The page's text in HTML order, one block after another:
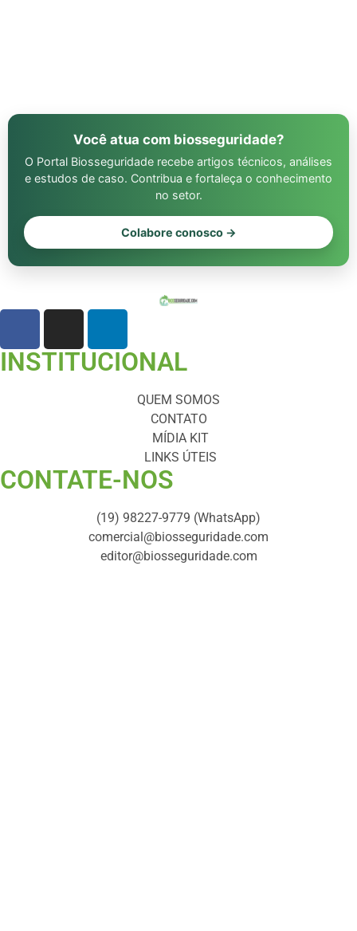
Você atua com biosseguridade?
O Portal Biosseguridade recebe artigos técnicos, análises
e estudos de caso. Contribua e fortaleça o conhecimento
no setor.
Colabore conosco →
INSTITUCIONAL
QUEM SOMOS
CONTATO
MÍDIA KIT
LINKS ÚTEIS
CONTATE-NOS ​
(19) 98227-9779 (WhatsApp)
comercial@biosseguridade.com
editor@biosseguridade.com